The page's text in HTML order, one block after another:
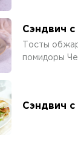
Сэндвич
Тосты
помидоры
Сэндвич с